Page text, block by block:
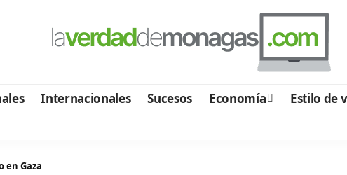
Internacionales Sucesos Economía Estilo de
en Gaza